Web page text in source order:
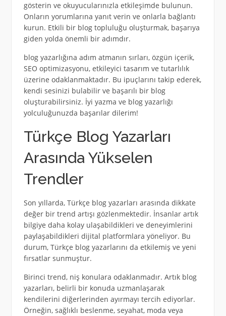
gösterin ve okuyucularınızla etkileşimde bulunun.
Onların yorumlarına yanıt verin ve onlarla bağlantı
kurun. Etkili bir blog topluluğu oluşturmak, başarıya
giden yolda önemli bir adımdır.
blog yazarlığına adım atmanın sırları, özgün içerik,
SEO optimizasyonu, etkileyici tasarım ve tutarlılık
üzerine odaklanmaktadır. Bu ipuçlarını takip ederek,
kendi sesinizi bulabilir ve başarılı bir blog
oluşturabilirsiniz. İyi yazma ve blog yazarlığı
yolculuğunuzda başarılar dilerim!
Türkçe Blog Yazarları
Arasında Yükselen
Trendler
Son yıllarda, Türkçe blog yazarları arasında dikkate
değer bir trend artışı gözlenmektedir. İnsanlar artık
bilgiye daha kolay ulaşabildikleri ve deneyimlerini
paylaşabildikleri dijital platformlara yöneliyor. Bu
durum, Türkçe blog yazarlarını da etkilemiş ve yeni
fırsatlar sunmuştur.
Birinci trend, niş konulara odaklanmadır. Artık blog
yazarları, belirli bir konuda uzmanlaşarak
kendilerini diğerlerinden ayırmayı tercih ediyorlar.
Örneğin, sağlıklı beslenme, seyahat, moda veya